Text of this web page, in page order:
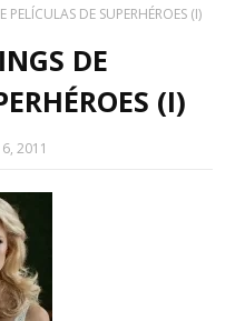
PELÍCULAS DE SUPERHÉROES (I)
DE
(I)
2011